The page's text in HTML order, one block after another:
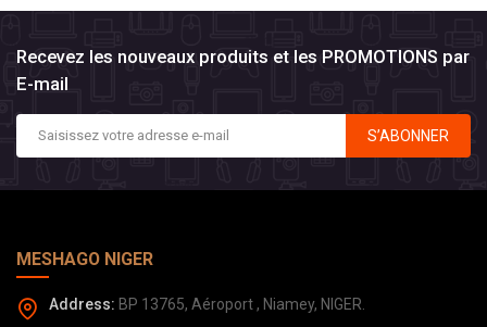
Recevez les nouveaux produits et les PROMOTIONS par
E-mail
S’ABONNER
MESHAGO NIGER
Address: BP 13765, Aéroport , Niamey, NIGER.